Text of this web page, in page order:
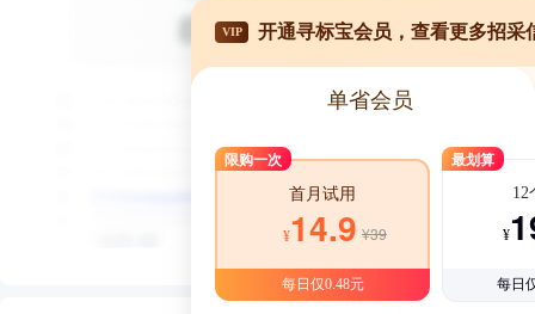
VIP 开通寻标宝会员，查看更多招采
单省会员
限购一次
首月试用
¥14.9 ¥39
每日仅0.48元
最划算
12
¥
每日